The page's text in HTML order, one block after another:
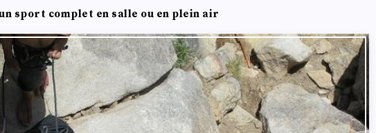
sport complet en salle ou en plein air